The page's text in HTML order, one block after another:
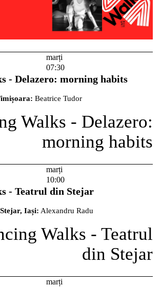
marți
07:30
- Delazero: morning habits
Beatrice Tudor
marți
10:00
- Teatrul din Stejar
Iași: Alexandru Radu
marți